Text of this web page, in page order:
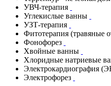
УВЧ-терапия
Углекислые ванны
УЗТ-терапия
Фитотерапия (травяные
Фонофорез
Хвойные ванны
Хлоридные натриевые
Электрокардиография
Электрофорез